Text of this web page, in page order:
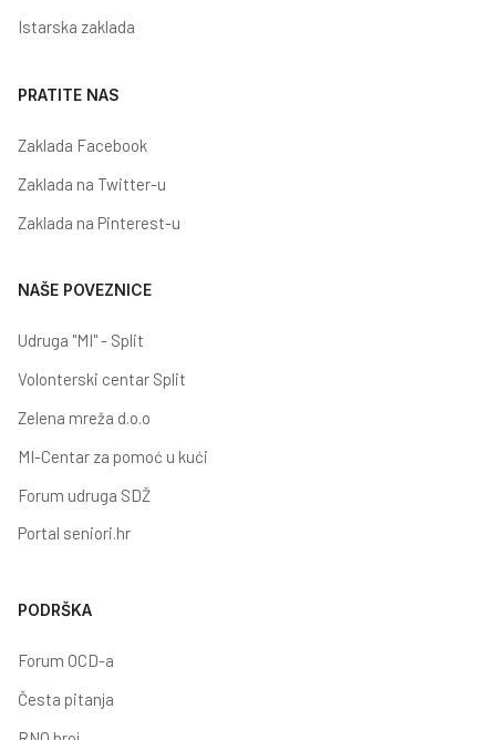
Istarska zaklada
PRATITE NAS
Zaklada Facebook
Zaklada na Twitter-u
Zaklada na Pinterest-u
NAŠE POVEZNICE
Udruga "MI" - Split
Volonterski centar Split
Zelena mreža d.o.o
MI-Centar za pomoć u kući
Forum udruga SDŽ
Portal seniori.hr
PODRŠKA
Forum OCD-a
Česta pitanja